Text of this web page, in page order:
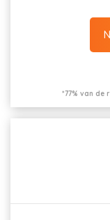
*77% van de